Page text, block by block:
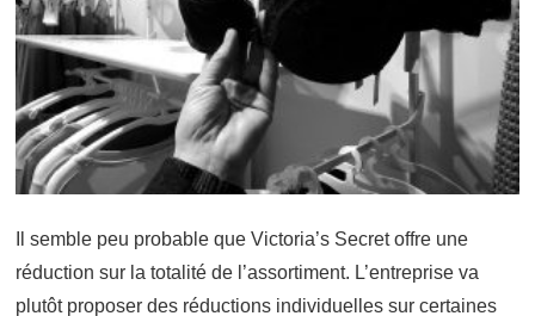
Il semble peu probable que Victoria’s Secret offre une
réduction sur la totalité de l’assortiment. L’entreprise va
plutôt proposer des réductions individuelles sur certaines